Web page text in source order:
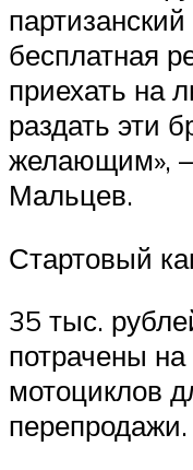
бесплатная
приехать на
раздать эти
желающим»,
Мальцев.
Стартовый
35 тыс.
потрачены
мотоциклов
перепродажи.